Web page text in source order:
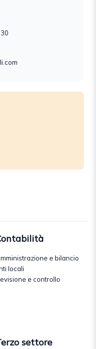
e bilancio
locali
e controllo
settore